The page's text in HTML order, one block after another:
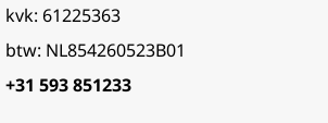
kvk: 61225363
btw: NL854260523B01
+31 593 851233